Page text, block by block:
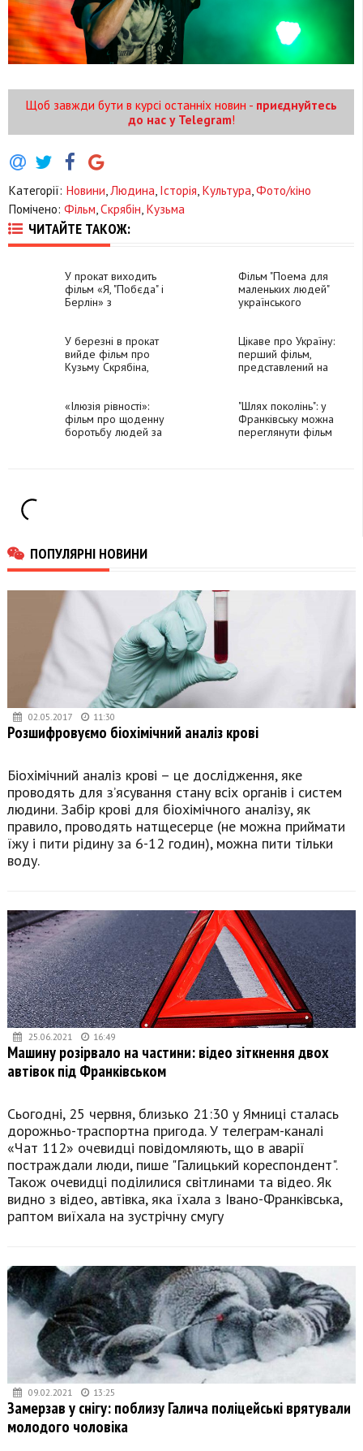
Щоб завжди бути в курсі останніх новин - приєднуйтесь
до нас у Telegram!
Категорії: Новини,Людина, Історія, Культура,Фото/кіно
Помічено: Фільм,Скрябін, Кузьма
ЧИТАЙТЕ ТАКОЖ:
У прокат виходить
фільм «Я, "Побєда" і
Берлін» з
Фільм "Поема для
маленьких людей"
українського
фестиваль
У березні в прокат
вийде фільм про
Кузьму Скрябіна,
Бліндар
Цікаве про Україну:
перший фільм,
представлений на
«Ілюзія рівності»:
фільм про щоденну
боротьбу людей за
"Шлях поколінь": у
Франківську можна
переглянути фільм
ПОПУЛЯРНІ НОВИНИ
02.05.2017 11:30
Розшифровуємо біохімічний аналіз крові
Біохімічний аналіз крові – це дослідження, яке
проводять для з’ясування стану всіх органів і систем
людини. Забір крові для біохімічного аналізу, як
правило, проводять натщесерце (не можна приймати
їжу і пити рідину за 6-12 годин), можна пити тільки
воду.
25.06.2021 16:49
Машину розірвало на частини: відео зіткнення двох
автівок під Франківськом
Сьогодні, 25 червня, близько 21:30 у Ямниці сталась
дорожньо-траспортна пригода. У телеграм-каналі
«Чат 112» очевидці повідомляють, що в аварії
постраждали люди, пише "Галицький кореспондент".
Також очевидці поділилися світлинами та відео. Як
видно з відео, автівка, яка їхала з Івано-Франківська,
раптом виїхала на зустрічну смугу
09.02.2021 13:25
Замерзав у снігу: поблизу Галича поліцейські врятували
молодого чоловіка